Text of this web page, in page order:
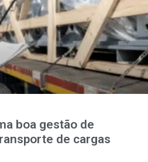
boa gestão de
de cargas